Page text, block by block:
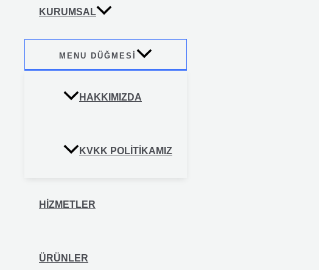
KURUMSAL
MENU DÜĞMESI
HAKKIMIZDA
KVKK POLITIKAMIZ
HİZMETLER
ÜRÜNLER